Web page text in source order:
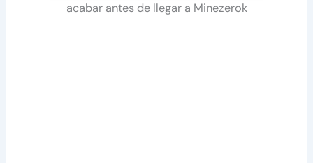
acabar antes de llegar a Minezerok